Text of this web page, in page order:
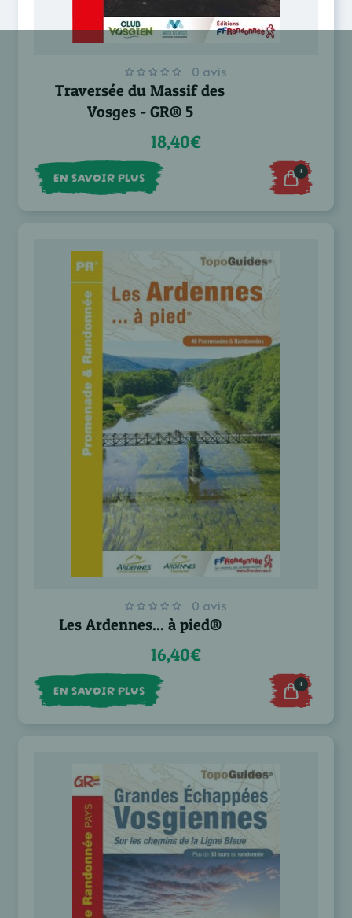
0 avis
Traversée du Massif des
Vosges - GR® 5
18,40€
EN SAVOIR PLUS +
0 avis
Les Ardennes... à pied®
16,40€
EN SAVOIR PLUS +